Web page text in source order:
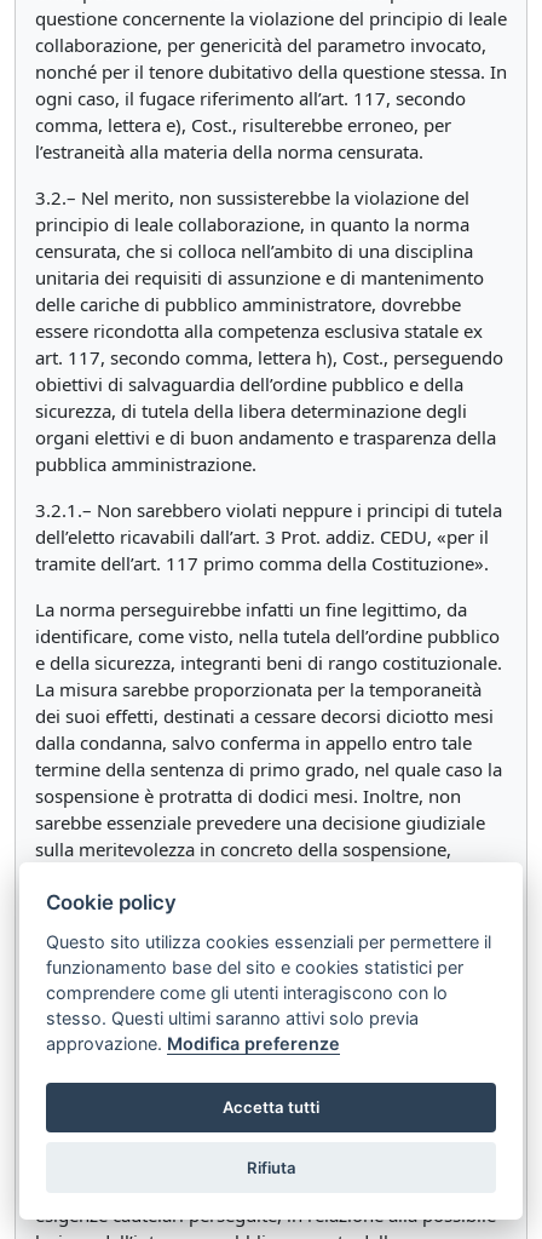
questione concernente la violazione del principio di leale
collaborazione, per genericità del parametro invocato,
nonché per il tenore dubitativo della questione stessa. In
ogni caso, il fugace riferimento all’art. 117, secondo
comma, lettera e), Cost., risulterebbe erroneo, per
l’estraneità alla materia della norma censurata.
3.2.– Nel merito, non sussisterebbe la violazione del
principio di leale collaborazione, in quanto la norma
censurata, che si colloca nell’ambito di una disciplina
unitaria dei requisiti di assunzione e di mantenimento
delle cariche di pubblico amministratore, dovrebbe
essere ricondotta alla competenza esclusiva statale ex
art. 117, secondo comma, lettera h), Cost., perseguendo
obiettivi di salvaguardia dell’ordine pubblico e della
sicurezza, di tutela della libera determinazione degli
organi elettivi e di buon andamento e trasparenza della
pubblica amministrazione.
3.2.1.– Non sarebbero violati neppure i principi di tutela
dell’eletto ricavabili dall’art. 3 Prot. addiz. CEDU, «per il
tramite dell’art. 117 primo comma della Costituzione».
La norma perseguirebbe infatti un fine legittimo, da
identificare, come visto, nella tutela dell’ordine pubblico
e della sicurezza, integranti beni di rango costituzionale.
La misura sarebbe proporzionata per la temporaneità
dei suoi effetti, destinati a cessare decorsi diciotto mesi
dalla condanna, salvo conferma in appello entro tale
termine della sentenza di primo grado, nel quale caso la
sospensione è protratta di dodici mesi. Inoltre, non
sarebbe essenziale prevedere una decisione giudiziale
sulla meritevolezza in concreto della sospensione,
dal legislatore sia l’esito di un ragionevole bilanciamento
tra il fine perseguito e la compressione del diritto di
elettorato passivo.
L’interveniente richiama la giurisprudenza costituzionale
che – con riferimento all’analoga fattispecie disciplinata
all’art. 11, comma 1, lettera a), del d.lgs. n. 235 del
2012, ispirato dalla stessa ratio – ha qualificato la
sospensione come una misura cautelare posta a tutela
oggettiva del buon andamento e della legalità della
pubblica amministrazione, la cui adeguatezza non va
esigenze cautelari perseguite, in relazione alla possibile
Cookie policy
Questo sito utilizza cookies essenziali per permettere il
funzionamento base del sito e cookies statistici per
comprendere come gli utenti interagiscono con lo
stesso. Questi ultimi saranno attivi solo previa
approvazione. Modifica preferenze
Accetta tutti
Rifiuta